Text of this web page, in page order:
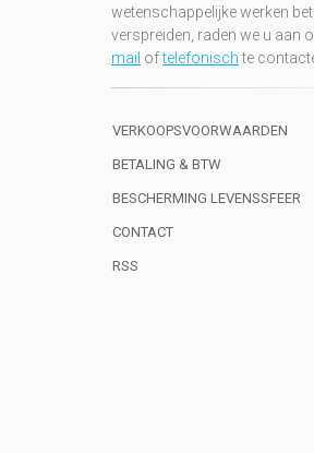
wetenschappelijke werken
verspreiden, raden we u aan
mail oftelefonischte
VERKOOPSVOORWAARDEN
BETALING & BTW
BESCHERMING LEVENSSFEER
CONTACT
RSS